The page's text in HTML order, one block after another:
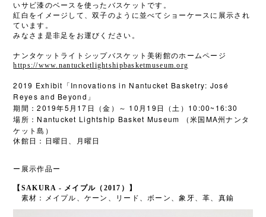
いサビ漆のベースを使ったバスケットです。
紅白をイメージして、双子のように並べてショーケースに展示され
ています。
みなさま是非足をお運びください。
ナンタケットライトシップバスケット美術館のホームページ
https://www.nantucketlightshipbasketmuseum.org
2019 Exhibit 「 Innovations in Nantucket Basketry: José
Reyes and Beyond 」
期間：2019年5 月 17 日（金）～ 10 月 19 日（土） 10:00~16:30
場所： Nantucket Lightship Basket Museum （米国 MA州ナンタ
ケット島）
休館日：日曜日、月曜日
ー展示作品ー
【SAKURA - メイプル（2017）】
素材：メイプル、ケーン、リード、ボーン、象牙、革、真鍮